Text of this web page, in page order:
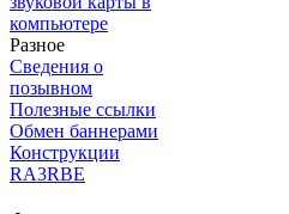
компьютере
Разное
Сведения о
позывном
Полезные ссылки
Обмен баннерами
Конструкции
RA3RBE